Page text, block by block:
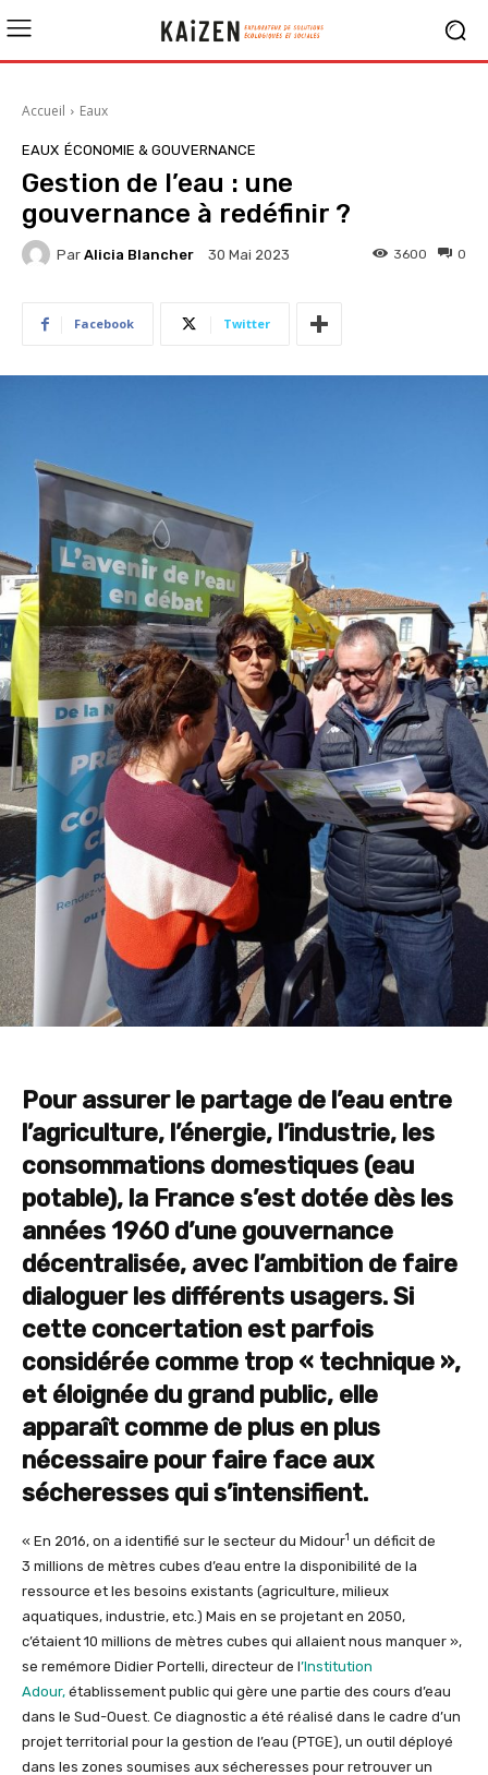
Accueil Eaux
EAUX ÉCONOMIE & GOUVERNANCE
Gestion de l’eau : une
gouvernance à redéfinir ?
Par Alicia Blancher 30 Mai 2023 0
3600
Facebook Twitter
Pour assurer le partage de l’eau entre
l’agriculture, l’énergie, l’industrie, les
consommations domestiques (eau
potable), la France s’est dotée dès les
années 1960 d’une gouvernance
décentralisée, avec l’ambition de faire
dialoguer les différents usagers. Si
cette concertation est parfois
considérée comme trop « technique »,
et éloignée du grand public, elle
apparaît comme de plus en plus
nécessaire pour faire face aux
sécheresses qui s’intensifient.
« En 2016, on a identifié sur le secteur du Midour1 un déficit de
3 millions de mètres cubes d’eau entre la disponibilité de la
ressource et les besoins existants (agriculture, milieux
aquatiques, industrie, etc.) Mais en se projetant en 2050,
c’étaient 10 millions de mètres cubes qui allaient nous manquer »,
se remémore Didier Portelli, directeur de l’Institution
Adour, établissement public qui gère une partie des cours d’eau
dans le Sud-Ouest. Ce diagnostic a été réalisé dans le cadre d’un
projet territorial pour la gestion de l’eau (PTGE), un outil déployé
dans les zones soumises aux sécheresses pour retrouver un